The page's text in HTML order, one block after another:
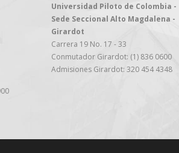
Universidad Piloto de Colombia -
Sede Seccional Alto Magdalena -
Girardot
Carrera 19 No. 17 - 33
Conmutador Girardot: (1) 836 0600
Admisiones Girardot: 320 454 4348